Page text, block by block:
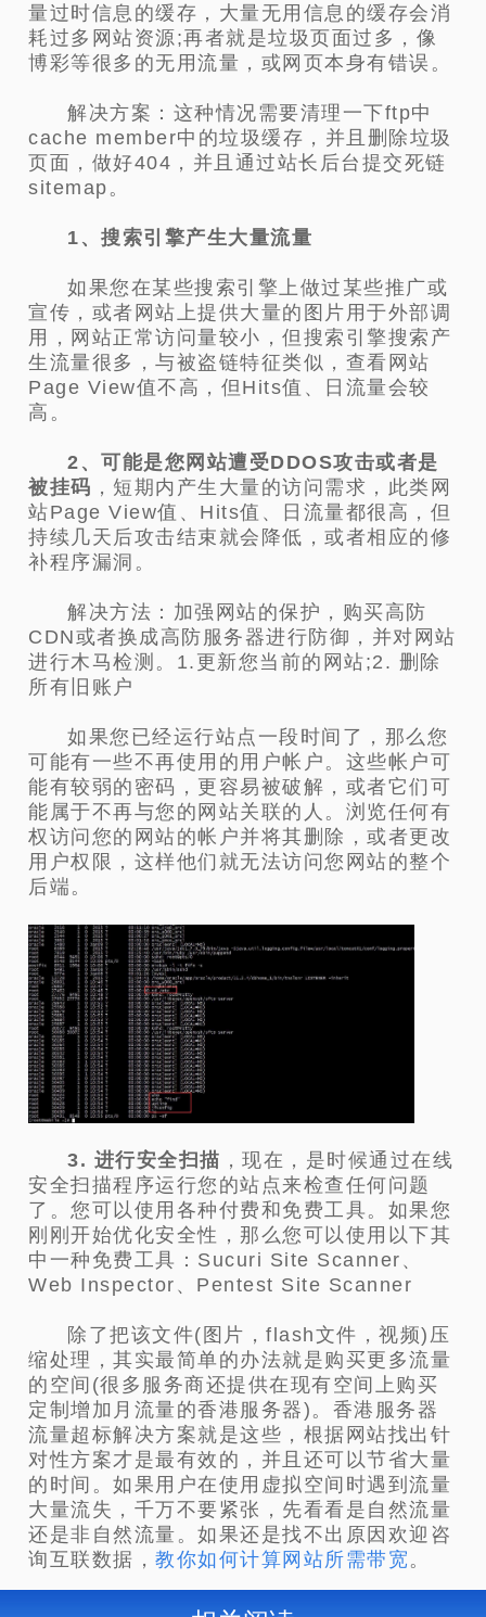
量过时信息的缓存，大量无用信息的缓存会消
耗过多网站资源;再者就是垃圾页面过多，像
博彩等很多的无用流量，或网页本身有错误。
解决方案：这种情况需要清理一下ftp中
cache member中的垃圾缓存，并且删除垃圾
页面，做好404，并且通过站长后台提交死链
sitemap。
1、搜索引擎产生大量流量
如果您在某些搜索引擎上做过某些推广或
宣传，或者网站上提供大量的图片用于外部调
用，网站正常访问量较小，但搜索引擎搜索产
生流量很多，与被盗链特征类似，查看网站
Page View值不高，但Hits值、日流量会较
高。
2、可能是您网站遭受DDOS攻击或者是
被挂码 ，短期内产生大量的访问需求，此类网
站Page View值、Hits值、日流量都很高，但
持续几天后攻击结束就会降低，或者相应的修
补程序漏洞。
解决方法：加强网站的保护，购买高防
CDN或者换成高防服务器进行防御，并对网站
进行木马检测。1.更新您当前的网站;2. 删除
所有旧账户
如果您已经运行站点一段时间了，那么您
可能有一些不再使用的用户帐户。这些帐户可
能有较弱的密码，更容易被破解，或者它们可
能属于不再与您的网站关联的人。浏览任何有
权访问您的网站的帐户并将其删除，或者更改
用户权限，这样他们就无法访问您网站的整个
后端。
3. 进行安全扫描 ，现在，是时候通过在线
安全扫描程序运行您的站点来检查任何问题
了。您可以使用各种付费和免费工具。如果您
刚刚开始优化安全性，那么您可以使用以下其
中一种免费工具：Sucuri Site Scanner、
Web Inspector、Pentest Site Scanner
除了把该文件(图片，flash文件，视频)压
缩处理，其实最简单的办法就是购买更多流量
的空间(很多服务商还提供在现有空间上购买
定制增加月流量的香港服务器)。香港服务器
流量超标解决方案就是这些，根据网站找出针
对性方案才是最有效的，并且还可以节省大量
的时间。如果用户在使用虚拟空间时遇到流量
大量流失，千万不要紧张，先看看是自然流量
还是非自然流量。如果还是找不出原因欢迎咨
询互联数据，教你如何计算网站所需带宽 。